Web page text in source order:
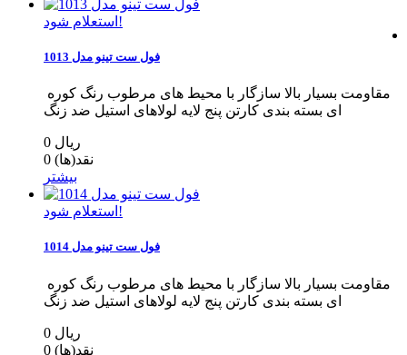
استعلام شود!
فول ست تینو مدل 1013
ای بسته بندی کارتن پنج لایه لولاهای استیل ضد زنگ
0 ریال
0 نقد(ها)
بیشتر
استعلام شود!
فول ست تینو مدل 1014
ای بسته بندی کارتن پنج لایه لولاهای استیل ضد زنگ
0 ریال
0 نقد(ها)